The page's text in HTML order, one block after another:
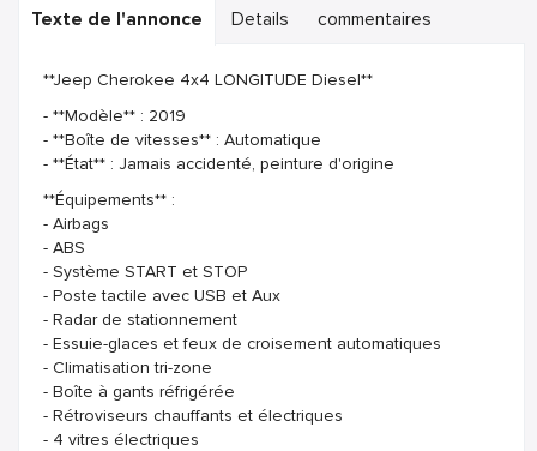
Texte de l'annonce Details commentaires
**Jeep Cherokee 4x4 LONGITUDE Diesel**
- **Modèle** : 2019
- **Boîte de vitesses** : Automatique
- **État** : Jamais accidenté, peinture d'origine
**Équipements** :
- Airbags
- ABS
- Système START et STOP
- Poste tactile avec USB et Aux
- Radar de stationnement
- Essuie-glaces et feux de croisement automatiques
- Climatisation tri-zone
- Boîte à gants réfrigérée
- Rétroviseurs chauffants et électriques
- 4 vitres électriques